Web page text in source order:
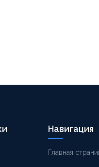
Навигация
Главная